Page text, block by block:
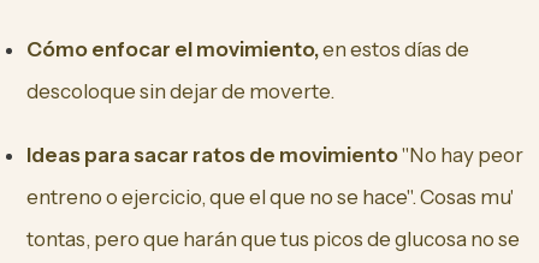
Cómo enfocar el movimiento,en estos días de
descoloque sin dejar de moverte.
Ideas para sacar ratos de movimiento"No hay peor
entreno o ejercicio, que el que no se hace". Cosas mu'
tontas, pero que harán que tus picos de glucosa no se